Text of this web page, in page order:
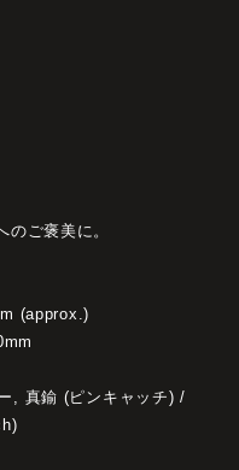
ご褒美に。
(approx.)
, 真鍮 (ピンキャッチ) /